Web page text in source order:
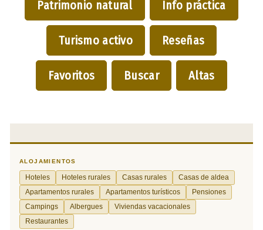
Patrimonio natural Info práctica
Turismo activo Reseñas
Favoritos Buscar Altas